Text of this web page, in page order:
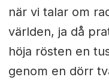
när vi talar om
världen, ja då
höja rösten en
genom en dörr